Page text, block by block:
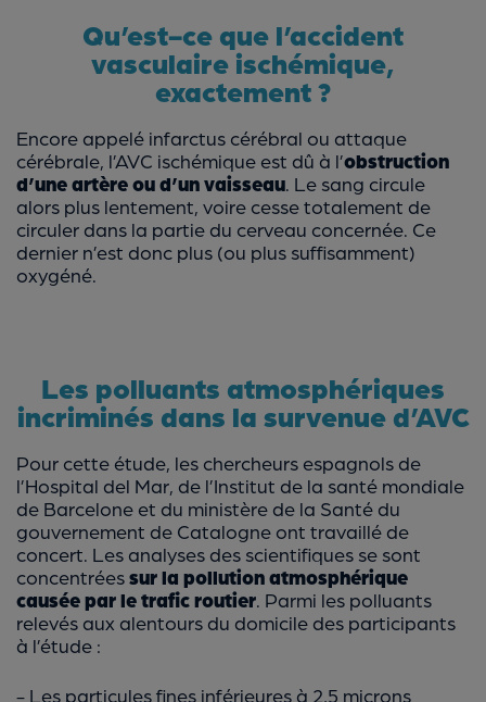
Qu’est-ce que l’accident
vasculaire ischémique,
exactement ?
Encore appelé infarctus cérébral ou attaque
cérébrale, l’AVC ischémique est dû à l’obstruction
d’une artère ou d’un vaisseau . Le sang circule
alors plus lentement, voire cesse totalement de
circuler dans la partie du cerveau concernée. Ce
dernier n’est donc plus (ou plus suffisamment)
oxygéné.
Les polluants atmosphériques
incriminés dans la survenue d’AVC
Pour cette étude, les chercheurs espagnols de
l’Hospital del Mar, de l’Institut de la santé mondiale
de Barcelone et du ministère de la Santé du
gouvernement de Catalogne ont travaillé de
concert. Les analyses des scientifiques se sont
concentréessur la pollution atmosphérique
causée par le trafic routier . Parmi les polluants
relevés aux alentours du domicile des participants
à l’étude :
- Les particules fines inférieures à 2,5 microns